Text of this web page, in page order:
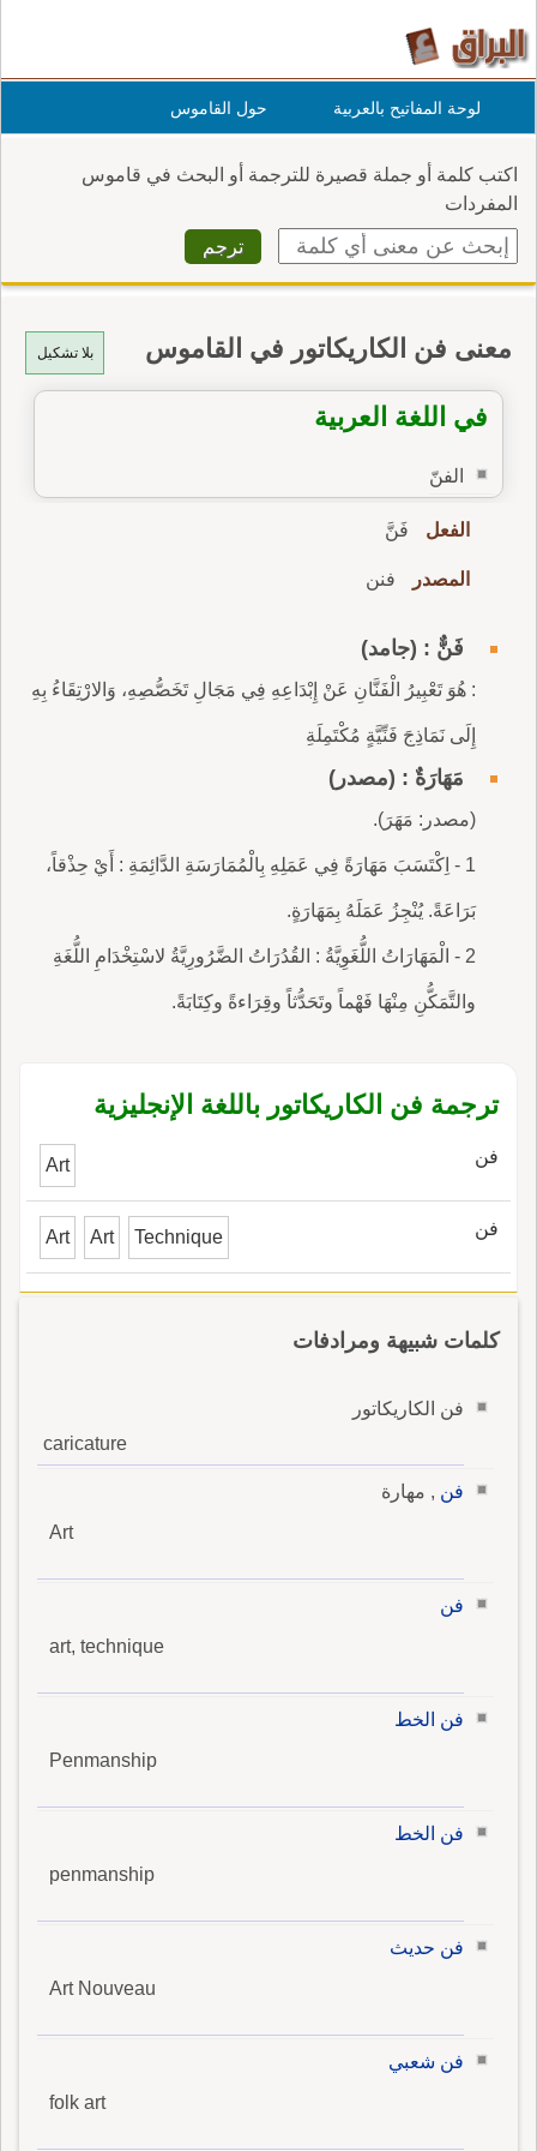
لوحة المفاتيح بالعربية حول القاموس
اكتب كلمة أو جملة قصيرة للترجمة أو البحث في قاموس
المفردات
بلا تشكيل معنى فن الكاريكاتور في القاموس
في اللغة العربية
الفنّ
الفعل فَنَّ
المصدر فنن
فَنٌّ : (جامد)
: هُوَ تَعْبِيرُ الْفَنَّانِ عَنْ إِبْدَاعِهِ فِي مَجَالِ تَخَصُّصِهِ، وَالارْتِقَاءُ بِهِ
إِلَى نَمَاذِجَ فَنِّيَّةٍ مُكْتَمِلَةِ
مَهَارَةٌ : (مصدر)
(مصدر: مَهَرَ).
1 - اِكْتَسَبَ مَهَارَةً فِي عَمَلِهِ بِالْمُمَارَسَةِ الدَّائِمَةِ : أَيْ حِذْقاً،
بَرَاعَةً. يُنْجِزُ عَمَلَهُ بِمَهَارَةٍ.
2 - الْمَهَارَاتُ اللُّغَوِيَّةُ : القُدُرَاتُ الضَّرُورِيَّةُ لاسْتِخْدَامِ اللُّغَةِ
والتَّمَكُّنِ مِنْهَا فَهْماً وتَحَدُّثاً وقِرَاءةً وكِتَابَةً.
ترجمة فن الكاريكاتور باللغة الإنجليزية
فن Art
فن Art Art Technique
كلمات شبيهة ومرادفات
فن الكاريكاتور
caricature
فن , مهارة
Art
فن
art, technique
فن الخط
Penmanship
فن الخط
penmanship
فن حديث
Art Nouveau
فن شعبي
folk art